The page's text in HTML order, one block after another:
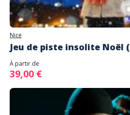
Nice
Jeu de piste insolite Noël
À partir de
39,00 €